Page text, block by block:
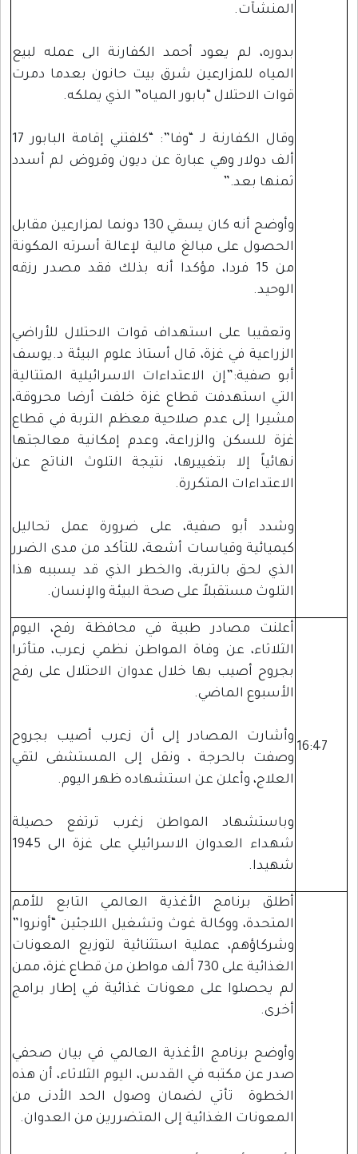
المنشآت.
بدوره، لم يعود أحمد الكفارنة الى عمله لبيع
المياه للمزارعين شرق بيت حانون بعدما دمرت
قوات الاحتلال “بابور المياه” الذي يملكه.
وقال الكفارنة لـ “وفا”: “كلفتني إقامة البابور 17
ألف دولار وهي عبارة عن ديون وقروض لم أسدد
ثمنها بعد.”
وأوضح أنه كان يسقي 130 دونما لمزارعين مقابل
الحصول على مبالغ مالية لإعالة أسرته المكونة
من 15 فردا، مؤكدا أنه بذلك فقد مصدر رزقه
الوحيد.
وتعقيبا على استهداف قوات الاحتلال للأراضي
الزراعية في غزة، قال أستاذ علوم البيئة د.يوسف
أبو صفية:”إن الاعتداءات الاسرائيلية المتتالية
التي استهدفت قطاع غزة خلفت أرضا محروقة،
مشيرا إلى عدم صلاحية معظم التربة في قطاع
غزة للسكن والزراعة، وعدم إمكانية معالجتها
نهائياً إلا بتغييرها، نتيجة التلوث الناتج عن
الاعتداءات المتكررة.
وشدد أبو صفية، على ضرورة عمل تحاليل
كيميائية وقياسات أشعة، للتأكد من مدى الضرر
الذي لحق بالتربة، والخطر الذي قد يسببه هذا
التلوث مستقبلاً على صحة البيئة والإنسان.
16:47
أعلنت مصادر طبية في محافظة رفح، اليوم
الثلاثاء، عن وفاة المواطن نظمي زعرب، متأثرا
بجروح أصيب بها خلال عدوان الاحتلال على رفح
الأسبوع الماضي.
وأشارت المصادر إلى أن زعرب أصيب بجروح
وصفت بالحرجة ، ونقل إلى المستشفى لتقي
العلاج، وأعلن عن استشهاده ظهر اليوم.
وباستشهاد المواطن زغرب ترتفع حصيلة
شهداء العدوان الاسرائيلي على غزة الى 1945
شهيدا.
أطلق برنامج الأغذية العالمي التابع للأمم
المتحدة، ووكالة غوث وتشغيل اللاجئين “أونروا”
وشركاؤهم، عملية استثنائية لتوزيع المعونات
الغذائية على 730 ألف مواطن من قطاع غزة، ممن
لم يحصلوا على معونات غذائية في إطار برامج
أخرى.
وأوضح برنامج الأغذية العالمي في بيان صحفي
صدر عن مكتبه في القدس، اليوم الثلاثاء، أن هذه
الخطوة تأتي لضمان وصول الحد الأدنى من
المعونات الغذائية إلى المتضررين من العدوان.